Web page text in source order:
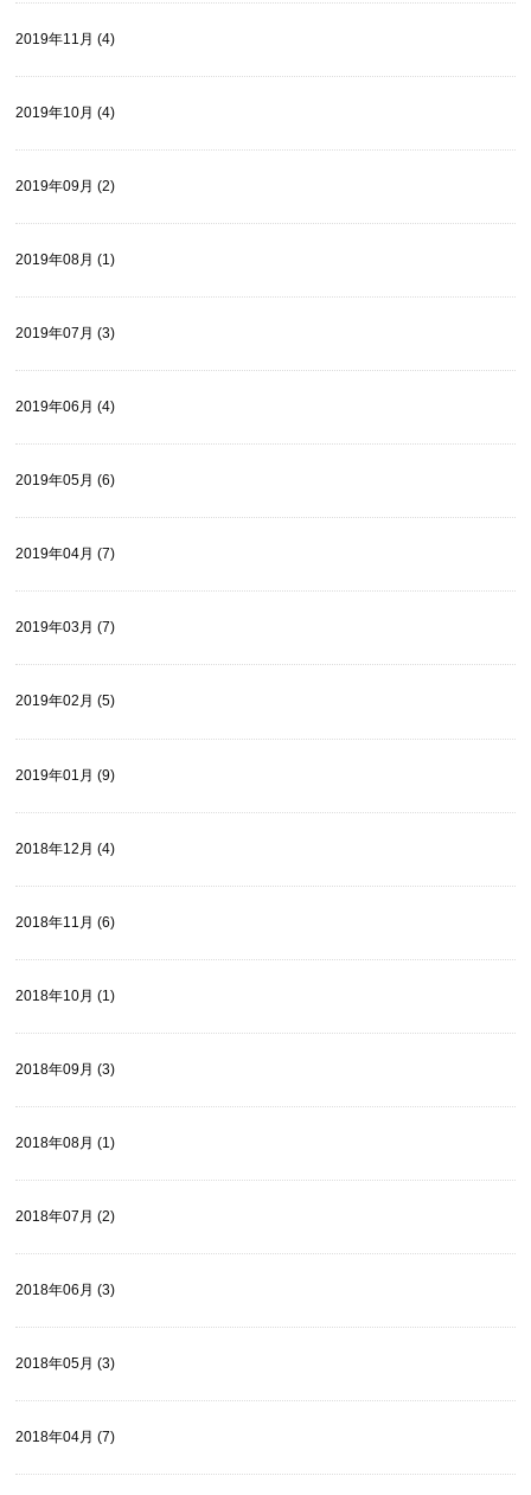
2019年11月 (4)
2019年10月 (4)
2019年09月 (2)
2019年08月 (1)
2019年07月 (3)
2019年06月 (4)
2019年05月 (6)
2019年04月 (7)
2019年03月 (7)
2019年02月 (5)
2019年01月 (9)
2018年12月 (4)
2018年11月 (6)
2018年10月 (1)
2018年09月 (3)
2018年08月 (1)
2018年07月 (2)
2018年06月 (3)
2018年05月 (3)
2018年04月 (7)